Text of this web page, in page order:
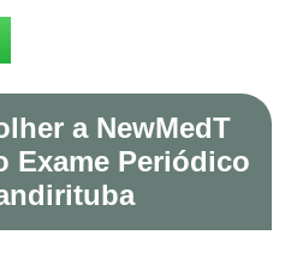
a NewMedT
Exame Periódico